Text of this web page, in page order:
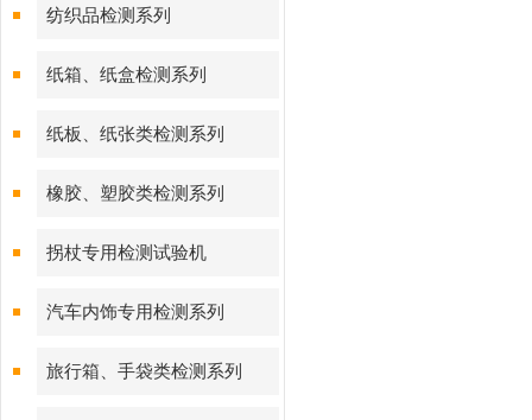
纺织品检测系列
纸箱、纸盒检测系列
纸板、纸张类检测系列
橡胶、塑胶类检测系列
拐杖专用检测试验机
汽车内饰专用检测系列
旅行箱、手袋类检测系列